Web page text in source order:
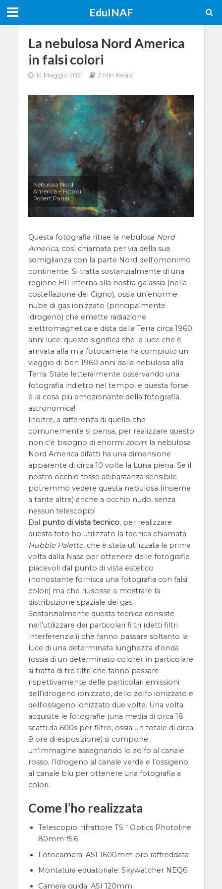
EduINAF
La nebulosa Nord America
in falsi colori
14 Maggio 2021 2 Min Read
Nebulosa Nord
America – Foto di
Robert Panai
Questa fotografia ritrae la nebulosa Nord
America, così chiamata per via della sua
somiglianza con la parte Nord dell’omonimo
continente. Si tratta sostanzialmente di una
regione HII interna alla nostra galassia (nella
costellazione del Cigno), ossia un’enorme
nube di gas ionizzato (principalmente
idrogeno) che emette radiazione
elettromagnetica e dista dalla Terra circa 1960
anni luce: questo significa che la luce che è
arrivata alla mia fotocamera ha compiuto un
viaggio di ben 1960 anni dalla nebulosa alla
Terra. State letteralmente osservando una
fotografia indietro nel tempo, e questa forse
è la cosa più emozionante della fotografia
astronomica!
Inoltre, a differenza di quello che
comunemente si pensa, per realizzare questo
non c’è bisogno di enormi zoom: la nebulosa
Nord America difatti ha una dimensione
apparente di circa 10 volte la Luna piena. Se il
nostro occhio fosse abbastanza sensibile
potremmo vedere questa nebulosa (insieme
a tante altre) anche a occhio nudo, senza
nessun telescopio!
Dal punto di vista tecnico, per realizzare
questa foto ho utilizzato la tecnica chiamata
Hubble Palette, che è stata utilizzata la prima
volta dalla Nasa per ottenere delle fotografie
piacevoli dal punto di vista estetico
(nonostante fornisca una fotografia con falsi
colori) ma che riuscisse a mostrare la
distribuzione spaziale dei gas.
Sostanzialmente questa tecnica consiste
nell’utilizzare dei particolari filtri (detti filtri
interferenziali) che fanno passare soltanto la
luce di una determinata lunghezza d’onda
(ossia di un determinato colore): in particolare
si tratta di tre filtri che fanno passare
rispettivamente delle particolari emissioni
dell’idrogeno ionizzato, dello zolfo ionizzato e
dell’ossigeno ionizzato due volte. Una volta
acquisite le fotografie (una media di circa 18
scatti da 600s per filtro, ossia un totale di circa
9 ore di esposizione) si compone
un’immagine assegnando lo zolfo al canale
rosso, l’idrogeno al canale verde e l’ossigeno
al canale blu per ottenere una fotografia a
colori.
Come l’ho realizzata
Telescopio: rifrattore TS “ Optics Photoline
80mm f5.6
Fotocamera: ASI 1600mm pro raffreddata
Montatura equatoriale: Skywatcher NEQ6
Camera guida: ASI 120mm